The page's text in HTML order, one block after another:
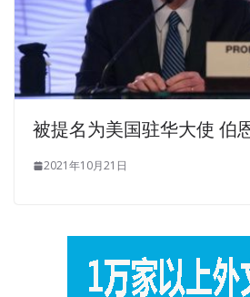
被提名为美国驻华大使 伯
2021年10月21日